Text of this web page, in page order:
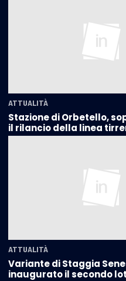
ATTUALITÀ
Stazione di Orbetello,
il rilancio della linea
ATTUALITÀ
Variante di Staggia
inaugurato il secondo